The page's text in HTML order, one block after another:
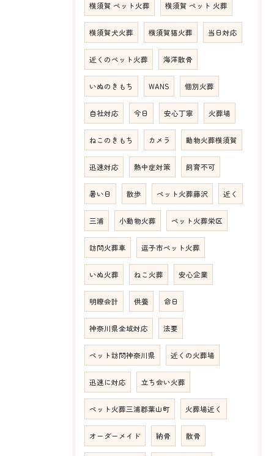
横須賀 ペット火葬 横須賀 ペット 火葬
横須賀犬火葬 横須賀猫火葬 当日対応
近くのペット火葬 海洋散骨
いぬのきもち WANS 個別火葬
自社対応 今日 安心丁寧 火葬場
ねこのきもち カメラ 動物火葬横須賀
迅速対応 熱中症対策 飼育不可
暑い日 散歩 ペット火葬藤沢 近く
三浦 小動物火葬 ペット火葬栄区
訪問火葬車 逗子市ペット火葬
いぬ火葬 ねこ火葬 安心企業
明瞭会計 供養 命日
神奈川県全域対応 法要
ペット訪問神奈川県 近くの火葬場
迅速に対応 立ち会い火葬
ペット火葬三浦郡葉山町 火葬場近く
オーダーメイド 納骨 散骨